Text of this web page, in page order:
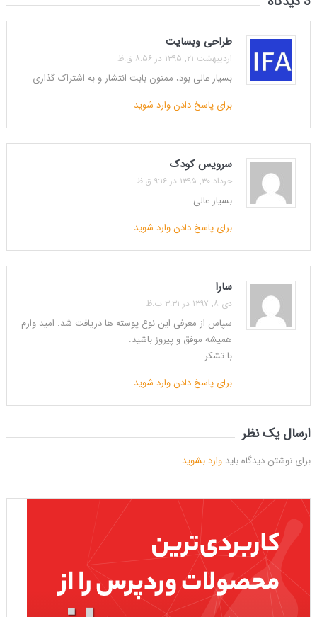
طراحی وبسایت
اردیبهشت ۲۱, ۱۳۹۵ در ۸:۵۶ ق.ظ
بسیار عالی بود، ممنون بابت انتشار و به اشتراک گذاری
برای پاسخ دادن وارد شوید
سرویس کودک
خرداد ۳۰, ۱۳۹۵ در ۹:۱۶ ق.ظ
بسیار عالی
برای پاسخ دادن وارد شوید
سارا
دی ۸, ۱۳۹۷ در ۳:۳۱ ب.ظ
سپاس از معرفی این نوع پوسته ها دریافت شد. امید وارم
همیشه موفق و پیروز باشید.
با تشکر
برای پاسخ دادن وارد شوید
ارسال یک نظر
برای نوشتن دیدگاه باید وارد بشوید.